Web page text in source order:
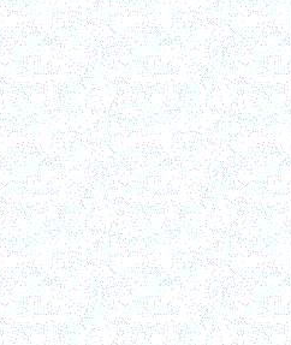
Правильце
сердце, а
момента,
Теплота
усилий и
Первый